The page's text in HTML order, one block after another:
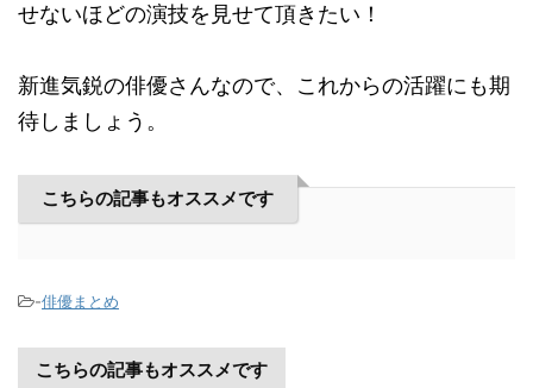
せないほどの演技を見せて頂きたい！
新進気鋭の俳優さんなので、これからの活躍にも期
待しましょう。
こちらの記事もオススメです
-俳優まとめ
こちらの記事もオススメです